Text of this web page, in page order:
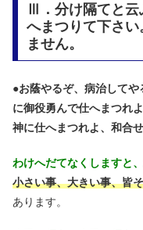
Ⅲ．分け隔てと云
へまつりて下さ
ません。
●お蔭やるぞ、病治して
に御役勇んで仕へまつれ
神に仕へまつれよ、和合
わけへだてなくしますと
小さい事、大きい事、皆
あります。